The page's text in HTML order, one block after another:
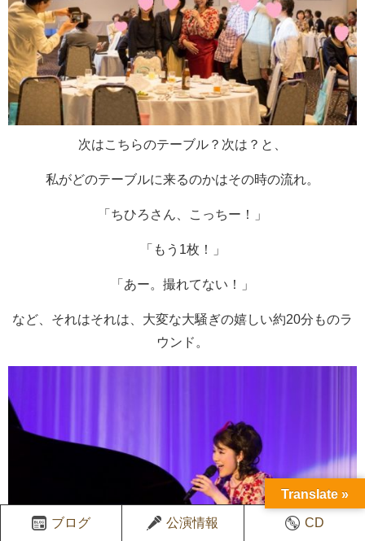
次はこちらのテーブル？次は？と、
私がどのテーブルに来るのかはその時の流れ。
「ちひろさん、こっちー！」
「もう1枚！」
「あー。撮れてない！」
など、それはそれは、大変な大騒ぎの嬉しい約20分ものラ
ウンド。
ブログ 公演情報 CD
Translate »